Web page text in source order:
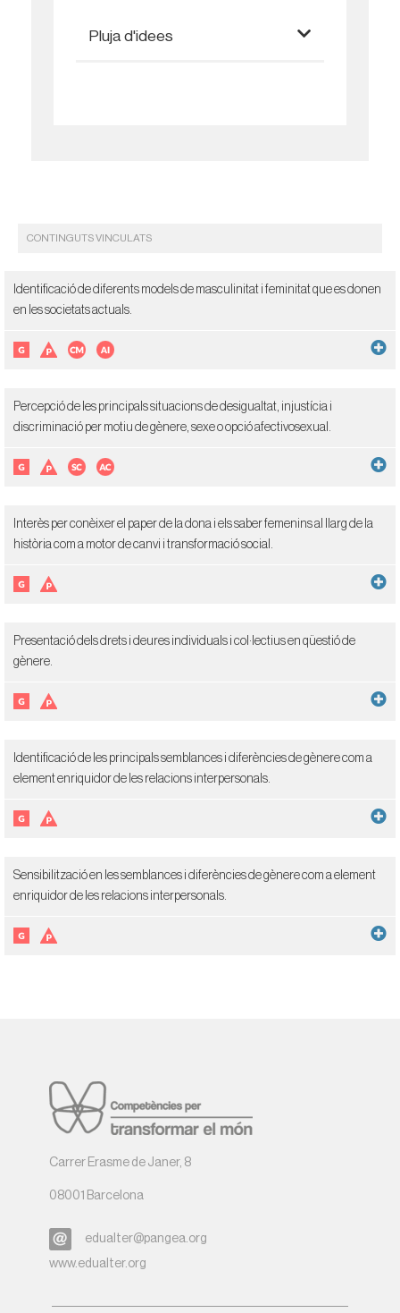
Pluja d'idees
CONTINGUTS VINCULATS
Identificació de diferents models de masculinitat i feminitat que es donen
en les societats actuals.
Percepció de les principals situacions de desigualtat, injustícia i
discriminació per motiu de gènere, sexe o opció afectivosexual.
Interès per conèixer el paper de la dona i els saber femenins al llarg de la
història com a motor de canvi i transformació social.
Presentació dels drets i deures individuals i col·lectius en qüestió de
gènere.
Identificació de les principals semblances i diferències de gènere com a
element enriquidor de les relacions interpersonals.
Sensibilització en les semblances i diferències de gènere com a element
enriquidor de les relacions interpersonals.
Carrer Erasme de Janer, 8
08001 Barcelona
edualter@pangea.org
www.edualter.org